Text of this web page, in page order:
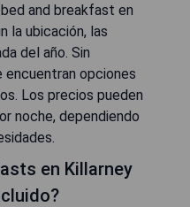
and breakfast en
la ubicación, las
del año. Sin
encuentran opciones
Los precios pueden
noche, dependiendo
en Killarney